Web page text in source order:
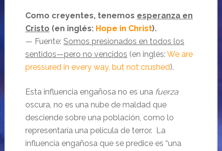
Como creyentes, tenemos esperanza en
Cristo (en inglés: Hope in Christ).
— Fuente: Somos presionados en todos los
sentidos—pero no vencidos (en inglés: We are
pressured in every way, but not crushed).
Esta influencia engañosa no es una fuerza
oscura, no es una nube de maldad que
desciende sobre una población, como lo
representaría una película de terror. La
influencia engañosa que se predice es “una